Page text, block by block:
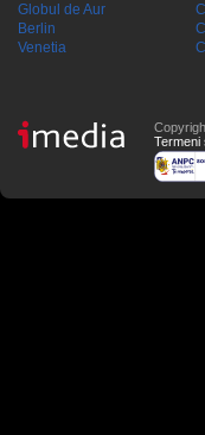
Globul de Aur
Berlin
Venetia
Termeni